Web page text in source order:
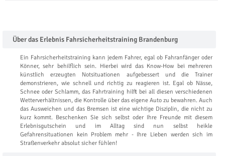
Über das Erlebnis Fahrsicherheitstraining Brandenburg
Ein Fahrsicherheitstraining kann jedem Fahrer, egal ob Fahranfänger oder
Könner, sehr behilflich sein. Hierbei wird das Know-How bei mehreren
künstlich erzeugten Notsituationen aufgebessert und die Trainer
demonstrieren, wie schnell und richtig zu reagieren ist. Egal ob Nässe,
Schnee oder Schlamm, das Fahrtraining hilft bei all diesen verschiedenen
Wetterverhältnissen, die Kontrolle über das eigene Auto zu bewahren. Auch
das Ausweichen und das Bremsen ist eine wichtige Disziplin, die nicht zu
kurz kommt. Beschenken Sie sich selbst oder Ihre Freunde mit diesem
Erlebnisgutschein und im Alltag sind nun selbst heikle
Gefahrensituationen kein Problem mehr - Ihre Lieben werden sich im
Straßenverkehr absolut sicher fühlen!